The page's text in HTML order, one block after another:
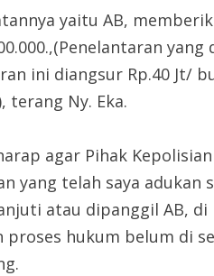
yaitu AB,
ini diangsur Rp.40 Jt/
terang Ny. Eka.
agar Pihak
yang telah saya adukan
atau dipanggil AB,
proses hukum belum di